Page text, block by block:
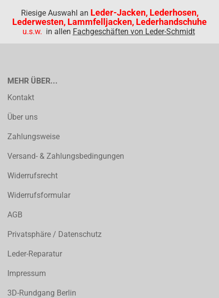
Riesige Auswahl an Leder-Jacken, Lederhosen,
Lederwesten, Lammfelljacken, Lederhandschuhe
u.s.w. in allen Fachgeschäften von Leder-Schmidt
MEHR ÜBER...
Kontakt
Über uns
Zahlungsweise
Versand- & Zahlungsbedingungen
Widerrufsrecht
Widerrufsformular
AGB
Privatsphäre / Datenschutz
Leder-Reparatur
Impressum
3D-Rundgang Berlin